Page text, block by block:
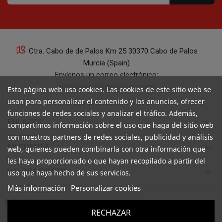
Ctra. Cabo de de Palos Km 25 30370 Cabo de Palos
Murcia (Spain)
Envíenos un correo electrónico:
info@yourspanishcorner.com
+34 647 29 98 21 de 9 a 14:30
ENLACES keyboard_arrow_down
MI CUENTA keyboard_arrow_down
VALORACIONES
INFORMACIÓN 
Esta página web usa cookies. Las cookies de este sitio web se
usan para personalizar el contenido y los anuncios, ofrecer
funciones de redes sociales y analizar el tráfico. Además,
compartimos información sobre el uso que haga del sitio web
con nuestros partners de redes sociales, publicidad y análisis
web, quienes pueden combinarla con otra información que
les haya proporcionado o que hayan recopilado a partir del
uso que haya hecho de sus servicios.
Más información Personalizar cookies
RECHAZAR